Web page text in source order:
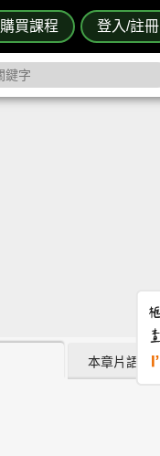
購買課程 登入/註冊
本章片語 (0)